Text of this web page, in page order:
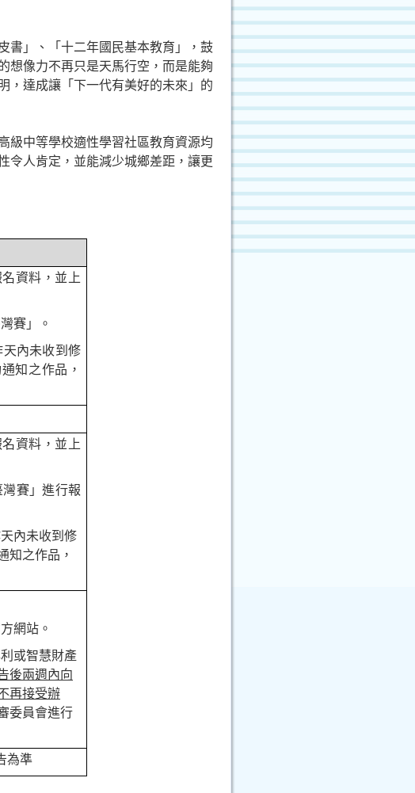
書」、「十二年國民基本教育」，鼓
想像力不再只是天馬行空，而是能夠
，達成讓「下一代有美好的未來」的
級中等學校適性學習社區教育資源均
令人肯定，並能減少城鄉差距，讓更
資料，並上
賽」。
內未收到修
知之作品，
資料，並上
灣賽」進行報
內未收到修
知之作品，
網站。
或智慧財產
後兩週內向
再接受辦
委員會進行
為準